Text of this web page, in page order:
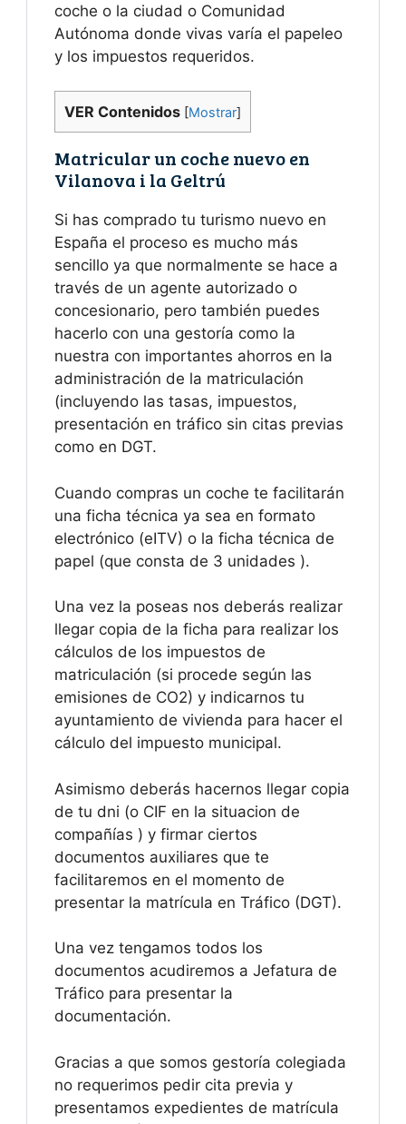
coche o la ciudad o Comunidad
Autónoma donde vivas varía el papeleo
y los impuestos requeridos.
VER Contenidos [Mostrar]
Matricular un coche nuevo en
Vilanova i la Geltrú
Si has comprado tu turismo nuevo en
España el proceso es mucho más
sencillo ya que normalmente se hace a
través de un agente autorizado o
concesionario, pero también puedes
hacerlo con una gestoría como la
nuestra con importantes ahorros en la
administración de la matriculación
(incluyendo las tasas, impuestos,
presentación en tráfico sin citas previas
como en DGT.
Cuando compras un coche te facilitarán
una ficha técnica ya sea en formato
electrónico (eITV) o la ficha técnica de
papel (que consta de 3 unidades ).
Una vez la poseas nos deberás realizar
llegar copia de la ficha para realizar los
cálculos de los impuestos de
matriculación (si procede según las
emisiones de CO2) y indicarnos tu
ayuntamiento de vivienda para hacer el
cálculo del impuesto municipal.
Asimismo deberás hacernos llegar copia
de tu dni (o CIF en la situacion de
compañías ) y firmar ciertos
documentos auxiliares que te
facilitaremos en el momento de
presentar la matrícula en Tráfico (DGT).
Una vez tengamos todos los
documentos acudiremos a Jefatura de
Tráfico para presentar la
documentación.
Gracias a que somos gestoría colegiada
no requerimos pedir cita previa y
presentamos expedientes de matrícula